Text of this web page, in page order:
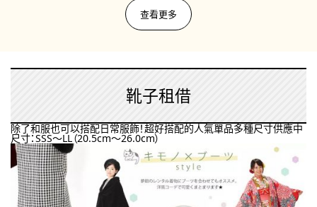
查看更多
靴子租借
除了和服也可以搭配日常服飾！超好搭配的人氣單品多種尺寸供應中
尺寸：SSS～LL（20.5cm～26.0cm）